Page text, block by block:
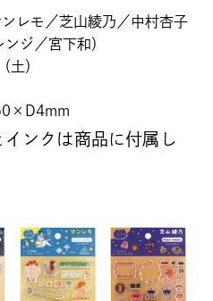
レモ／芝山綾乃／中村杏子
ジ／宮下和）
土）
ンクは商品に付属し